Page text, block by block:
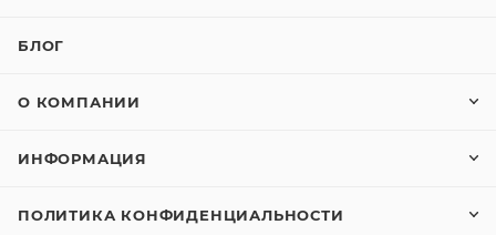
БЛОГ
О КОМПАНИИ
ИНФОРМАЦИЯ
ПОЛИТИКА КОНФИДЕНЦИАЛЬНОСТИ